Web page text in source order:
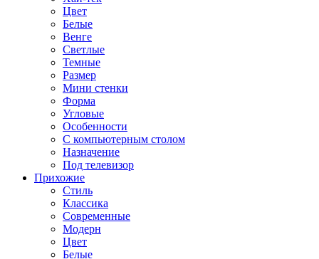
Цвет
Белые
Венге
Светлые
Темные
Размер
Мини стенки
Форма
Угловые
Особенности
С компьютерным столом
Назначение
Под телевизор
Прихожие
Стиль
Классика
Современные
Модерн
Цвет
Белые